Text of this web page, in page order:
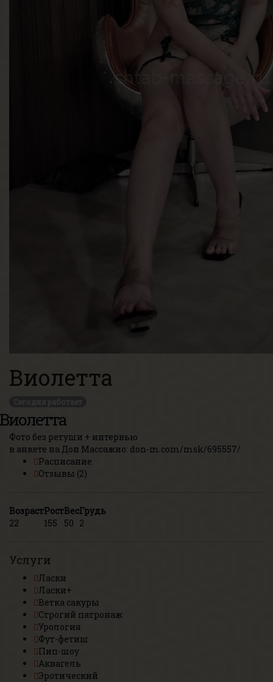
Виолетта
Виолетта
Фото без ретуши + интервью
в анкете на Дон Массажио: don-m.com/msk/695557/
Расписание
Отзывы (2)
ВозрастРостВесГрудь
22
155 50 2
Услуги
Ласки
Ласки+
Ветка сакуры
Строгий патронаж
Урология
Фут-фетиш
Пип-шоу
Аквагель
Эротический